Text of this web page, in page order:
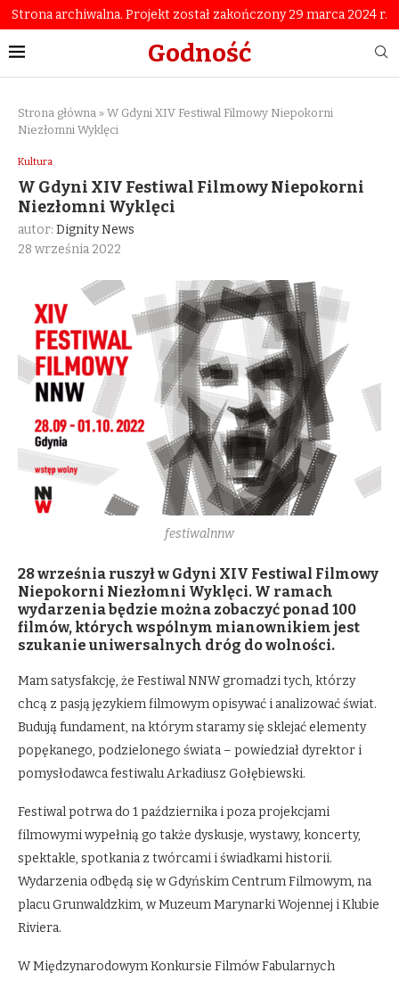
Strona archiwalna. Projekt został zakończony 29 marca 2024 r.
Godność
Strona główna » W Gdyni XIV Festiwal Filmowy Niepokorni
Niezłomni Wyklęci
Kultura
W Gdyni XIV Festiwal Filmowy Niepokorni
Niezłomni Wyklęci
autor: Dignity News
28 września 2022
festiwalnnw
28 września ruszył w Gdyni XIV Festiwal Filmowy
Niepokorni Niezłomni Wyklęci. W ramach
wydarzenia będzie można zobaczyć ponad 100
filmów, których wspólnym mianownikiem jest
szukanie uniwersalnych dróg do wolności.
Mam satysfakcję, że Festiwal NNW gromadzi tych, którzy
chcą z pasją językiem filmowym opisywać i analizować świat.
Budują fundament, na którym staramy się sklejać elementy
popękanego, podzielonego świata – powiedział dyrektor i
pomysłodawca festiwalu Arkadiusz Gołębiewski.
Festiwal potrwa do 1 października i poza projekcjami
filmowymi wypełnią go także dyskusje, wystawy, koncerty,
spektakle, spotkania z twórcami i świadkami historii.
Wydarzenia odbędą się w Gdyńskim Centrum Filmowym, na
placu Grunwaldzkim, w Muzeum Marynarki Wojennej i Klubie
Riviera.
W Międzynarodowym Konkursie Filmów Fabularnych